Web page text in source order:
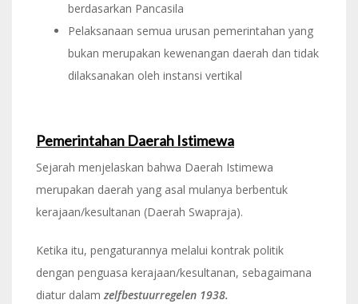
berdasarkan Pancasila
Pelaksanaan semua urusan pemerintahan yang
bukan merupakan kewenangan daerah dan tidak
dilaksanakan oleh instansi vertikal
Pemerintahan Daerah Istimewa
Sejarah menjelaskan bahwa Daerah Istimewa
merupakan daerah yang asal mulanya berbentuk
kerajaan/kesultanan (Daerah Swapraja).
Ketika itu, pengaturannya melalui kontrak politik
dengan penguasa kerajaan/kesultanan, sebagaimana
diatur dalamzelfbestuurregelen 1938.